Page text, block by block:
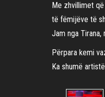
Me zhvillimet
të fëmijëve të
Jam nga Tirana,
Përpara kemi
Ka shumë